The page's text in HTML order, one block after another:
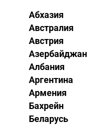
Абхазия
Австралия
Австрия
Азербайджан
Албания
Аргентина
Армения
Бахрейн
Беларусь